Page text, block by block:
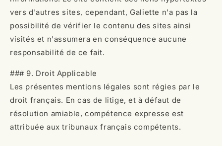
vers d'autres sites, cependant, Galiette n'a pas la
possibilité de vérifier le contenu des sites ainsi
visités et n'assumera en conséquence aucune
responsabilité de ce fait.
### 9. Droit Applicable
Les présentes mentions légales sont régies par le
droit français. En cas de litige, et à défaut de
résolution amiable, compétence expresse est
attribuée aux tribunaux français compétents.